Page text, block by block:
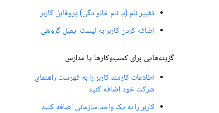
تغییر نام (یا نام خانوادگی) پروفایل کاربر
اضافه کردن کاربر به لیست ایمیل گروهی
گزینه‌هایی برای کسب‌وکارها یا مدارس
اطلاعات کارمند کاربر را به فهرست راهنمای
شرکت خود اضافه کنید
کاربر را به یک واحد سازمانی اضافه کنید